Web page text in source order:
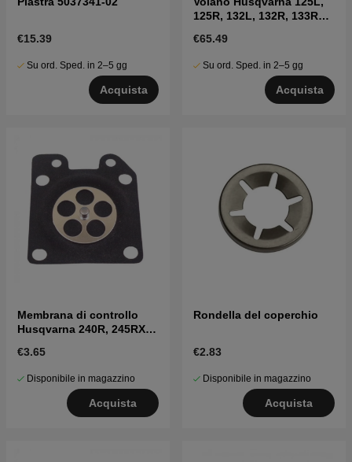
€15.39
Su ord. Sped. in 2–5 gg
Acquista
125R, 132L, 132R, 133R
€65.49
Su ord. Sped. in 2–5 gg
Acquista
Membrana di controllo
Husqvarna 240R, 245RX,
€3.65
Disponibile in magazzino
Acquista
Rondella del coperchio
€2.83
Disponibile in magazzino
Acquista